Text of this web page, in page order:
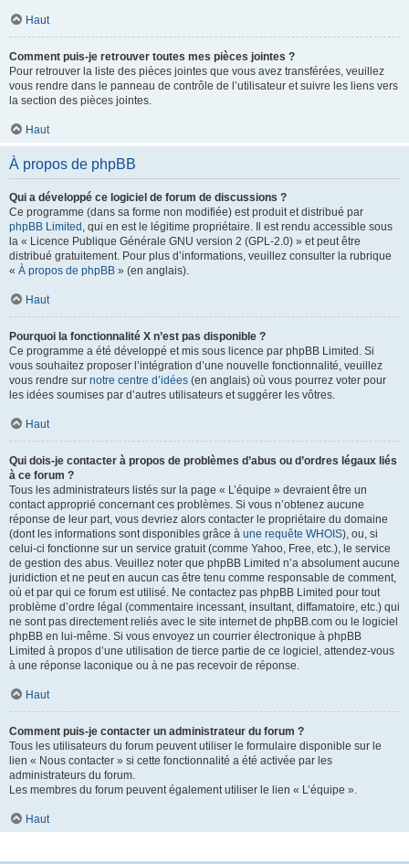
Haut
Comment puis-je retrouver toutes mes pièces jointes ?
Pour retrouver la liste des pièces jointes que vous avez transférées, veuillez
vous rendre dans le panneau de contrôle de l’utilisateur et suivre les liens vers
la section des pièces jointes.
Haut
À propos de phpBB
Qui a développé ce logiciel de forum de discussions ?
Ce programme (dans sa forme non modifiée) est produit et distribué par
phpBB Limited , qui en est le légitime propriétaire. Il est rendu accessible sous
la « Licence Publique Générale GNU version 2 (GPL-2.0) » et peut être
distribué gratuitement. Pour plus d’informations, veuillez consulter la rubrique
« À propos de phpBB » (en anglais).
Haut
Pourquoi la fonctionnalité X n’est pas disponible ?
Ce programme a été développé et mis sous licence par phpBB Limited. Si
vous souhaitez proposer l’intégration d’une nouvelle fonctionnalité, veuillez
vous rendre sur notre centre d’idées (en anglais) où vous pourrez voter pour
les idées soumises par d’autres utilisateurs et suggérer les vôtres.
Haut
Qui dois-je contacter à propos de problèmes d’abus ou d’ordres légaux liés
à ce forum ?
Tous les administrateurs listés sur la page « L’équipe » devraient être un
contact approprié concernant ces problèmes. Si vous n’obtenez aucune
réponse de leur part, vous devriez alors contacter le propriétaire du domaine
(dont les informations sont disponibles grâce à une requête WHOIS), ou, si
celui-ci fonctionne sur un service gratuit (comme Yahoo, Free, etc.), le service
de gestion des abus. Veuillez noter que phpBB Limited n’a absolument aucune
juridiction et ne peut en aucun cas être tenu comme responsable de comment,
où et par qui ce forum est utilisé. Ne contactez pas phpBB Limited pour tout
problème d’ordre légal (commentaire incessant, insultant, diffamatoire, etc.) qui
ne sont pas directement reliés avec le site internet de phpBB.com ou le logiciel
phpBB en lui-même. Si vous envoyez un courrier électronique à phpBB
Limited à propos d’une utilisation de tierce partie de ce logiciel, attendez-vous
à une réponse laconique ou à ne pas recevoir de réponse.
Haut
Comment puis-je contacter un administrateur du forum ?
Tous les utilisateurs du forum peuvent utiliser le formulaire disponible sur le
lien « Nous contacter » si cette fonctionnalité a été activée par les
administrateurs du forum.
Les membres du forum peuvent également utiliser le lien « L’équipe ».
Haut